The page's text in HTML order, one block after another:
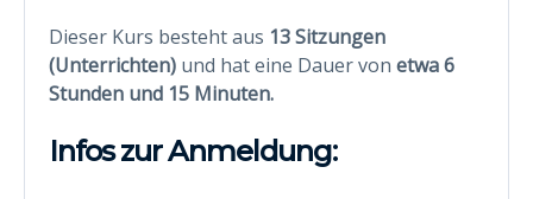
Dieser Kurs besteht aus 13 Sitzungen
(Unterrichten) und hat eine Dauer von etwa 6
Stunden und 15 Minuten.
Infos zur Anmeldung: